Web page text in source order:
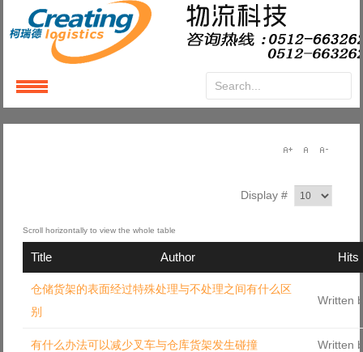
Display #
Title Author Hits
仓储货架的表面经过特殊处理与不处理之间有什么区
别
Written
有什么办法可以减少叉车与仓库货架发生碰撞 Written
LoginorRegister
Password
Remember Me